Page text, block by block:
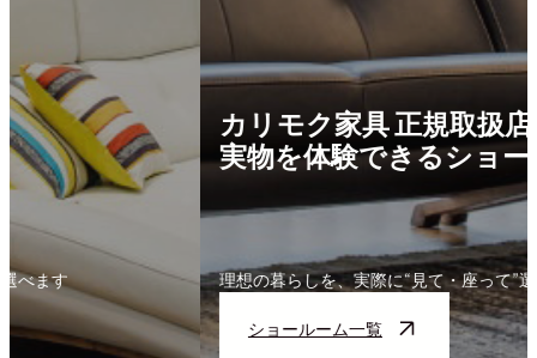
カリモク家具 正規取扱店
実物を体験できるショールーム
理想の暮らしを、実際に“見て・座って”選べます
ショールーム一覧